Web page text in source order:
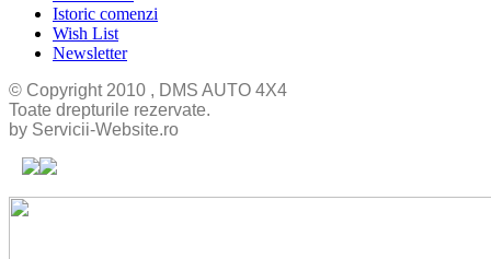
Istoric comenzi
Wish List
Newsletter
© Copyright 2010 , DMS AUTO 4X4
Toate drepturile rezervate.
by Servicii-Website.ro